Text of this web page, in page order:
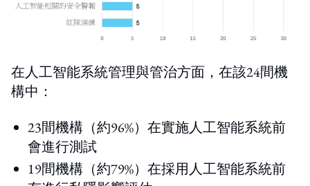
在人工智能系統管理與管治方面，在該24間機
構中：
23間機構（約96%）在實施人工智能系統前
會進行測試
19間機構（約79%）在採用人工智能系統前